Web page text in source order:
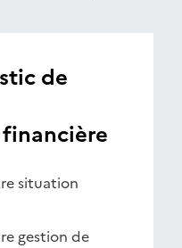
de
situation
gestion de